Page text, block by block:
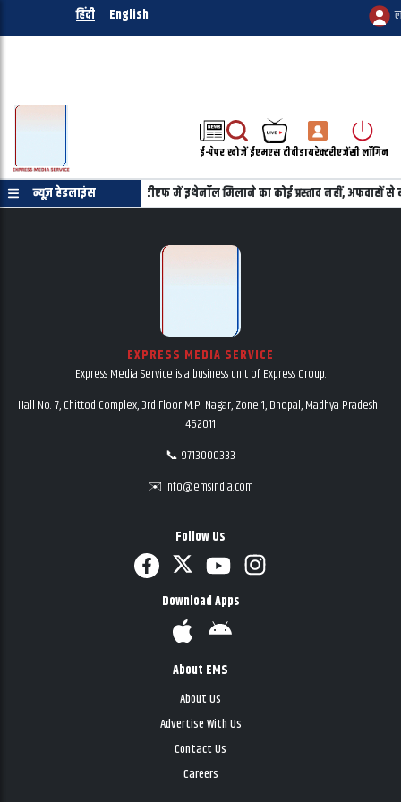
हिंदी English
ई-पेपरखोजेंईएमएस टीवीडायरेक्टरीएजेंसी लॉगिन
न्यूज़ हेडलाइंस
एशिया पर चर्चा एटीएफ में इथेनॉल मिलाने का कोई प्रस्ताव नहीं, अफवाहों से
EXPRESS MEDIA SERVICE
Express Media Service is a business unit of Express Group.
Hall No. 7, Chittod Complex, 3rd Floor M.P. Nagar, Zone-1, Bhopal, Madhya Pradesh -
462011
📞 9713000333
✉️ info@emsindia.com
Follow Us
Download Apps
About EMS
About Us
Advertise With Us
Contact Us
Careers